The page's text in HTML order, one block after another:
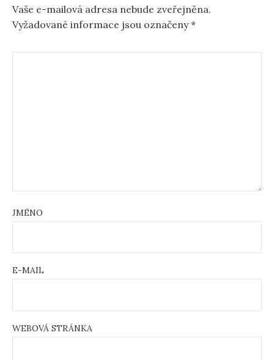
Vaše e-mailová adresa nebude zveřejněna.
Vyžadované informace jsou označeny*
JMÉNO
E-MAIL
WEBOVÁ STRÁNKA